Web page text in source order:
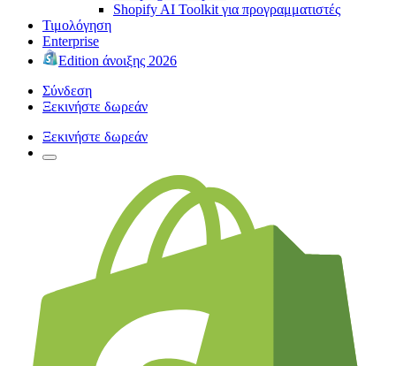
Shopify AI Toolkit για προγραμματιστές
Τιμολόγηση
Enterprise
Edition άνοιξης 2026
Σύνδεση
Ξεκινήστε δωρεάν
Ξεκινήστε δωρεάν